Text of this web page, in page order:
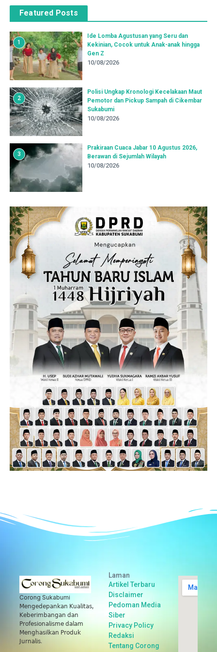
Featured Posts
1
Ide Lomba Agustusan yang Seru dan
Kekinian, Cocok untuk Anak-anak hingga
Gen Z
10/08/2026
2
Polisi Ungkap Kronologi Kecelakaan Maut
Pemotor dan Pickup Sampah di Cikembar
Sukabumi
10/08/2026
3
Prakiraan Cuaca Jabar 10 Agustus 2026,
Berawan di Sejumlah Wilayah
10/08/2026
Corong Sukabumi
𝖬𝖾𝗇𝗀𝖾𝖽𝖾𝗉𝖺𝗇𝗄𝖺𝗇 𝖪𝗎𝖺𝗅𝗂𝗍𝖺𝗌,
𝖪𝖾𝖻𝖾𝗋𝗂𝗆𝖻𝖺𝗇𝗀𝖺𝗇 𝖽𝖺𝗇
𝖯𝗋𝗈𝖿𝖾𝗌𝗂𝗈𝗇𝖺𝗅𝗂𝗌𝗆𝖾 𝖽𝖺𝗅𝖺𝗆
𝖬𝖾𝗇𝗀𝗁𝖺𝗌𝗂𝗅𝗄𝖺𝗇 𝖯𝗋𝗈𝖽𝗎𝗄
𝖩𝗎𝗋𝗇𝖺𝗅𝗂𝗌.
Laman
Artikel Terbaru
Disclaimer
Pedoman Media
Siber
Privacy Policy
Redaksi
Tentang Corong